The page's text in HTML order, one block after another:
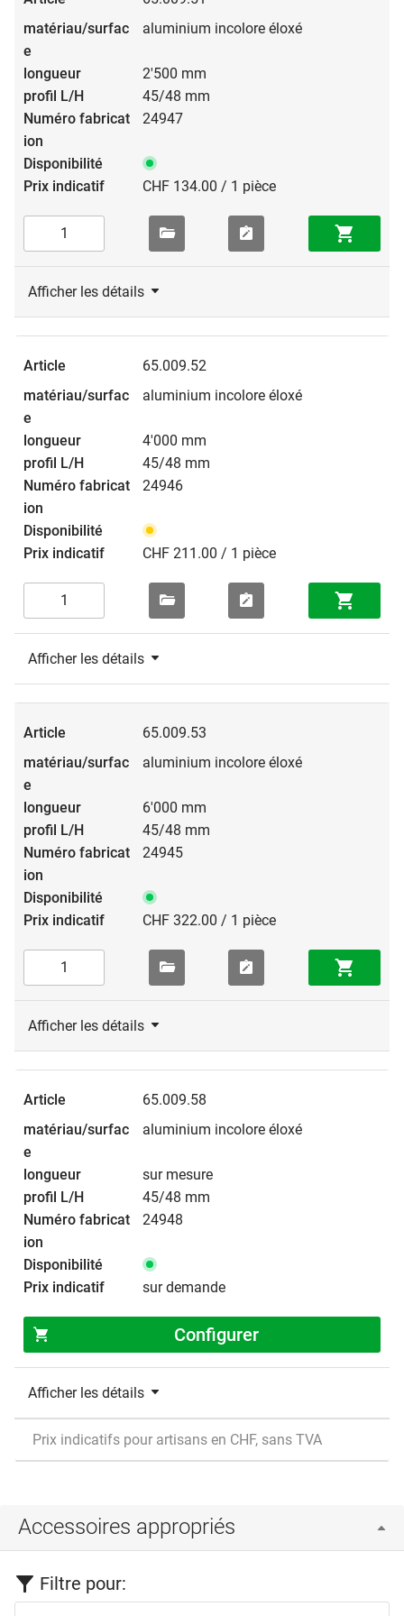
aluminium incolore éloxé
2'500 mm
45/48 mm
24947
CHF 134.00 / 1 pièce
Afficher les détails
65.009.52
aluminium incolore éloxé
4'000 mm
45/48 mm
24946
CHF 211.00 / 1 pièce
Afficher les détails
65.009.53
aluminium incolore éloxé
6'000 mm
45/48 mm
24945
CHF 322.00 / 1 pièce
Afficher les détails
65.009.58
aluminium incolore éloxé
sur mesure
45/48 mm
24948
sur demande
Configurer
Afficher les détails
Prix indicatifs pour artisans en CHF, sans TVA
Accessoires appropriés
Filtre pour: